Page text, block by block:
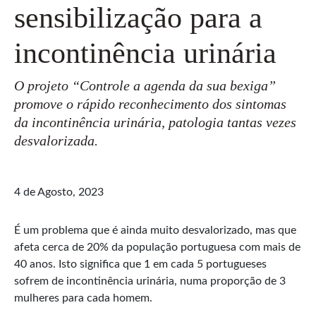
sensibilização para a
incontinência urinária
O projeto “Controle a agenda da sua bexiga”
promove o rápido reconhecimento dos sintomas
da incontinência urinária, patologia tantas vezes
desvalorizada.
4 de Agosto, 2023
É um problema que é ainda muito desvalorizado, mas que
afeta cerca de 20% da população portuguesa com mais de
40 anos. Isto significa que 1 em cada 5 portugueses
sofrem de incontinência urinária, numa proporção de 3
mulheres para cada homem.